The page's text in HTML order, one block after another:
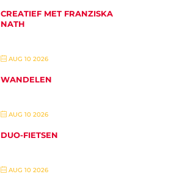
CREATIEF MET FRANZISKA
NATH
AUG 10 2026
WANDELEN
AUG 10 2026
DUO-FIETSEN
AUG 10 2026